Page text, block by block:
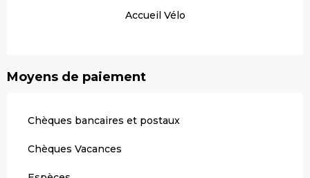
Accueil Vélo
Moyens de paiement
Chèques bancaires et postaux
Chèques Vacances